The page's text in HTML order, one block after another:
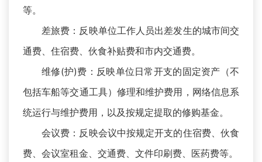
等。
差旅费：反映单位工作人员出差发生的城市间交
通费、住宿费、伙食补贴费和市内交通费。
维修(护)费：反映单位日常开支的固定资产（不
包括车船等交通工具）修理和维护费用，网络信息系
统运行与维护费用，以及按规定提取的修购基金。
会议费：反映会议中按规定开支的住宿费、伙食
费、会议室租金、交通费、文件印刷费、医药费等。